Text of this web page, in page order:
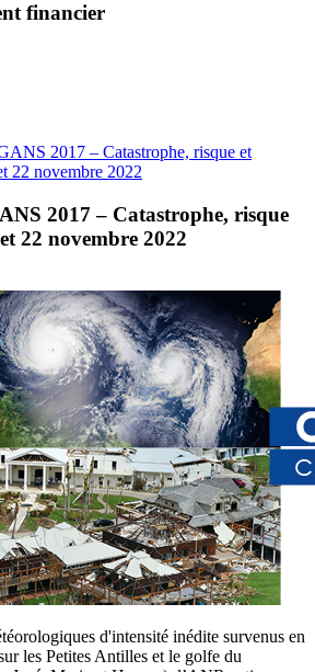
financier
2017 – Catastrophe, risque et
22 novembre 2022
2017 – Catastrophe, risque
22 novembre 2022
d'intensité inédite survenus en
les Petites Antilles et le golfe du